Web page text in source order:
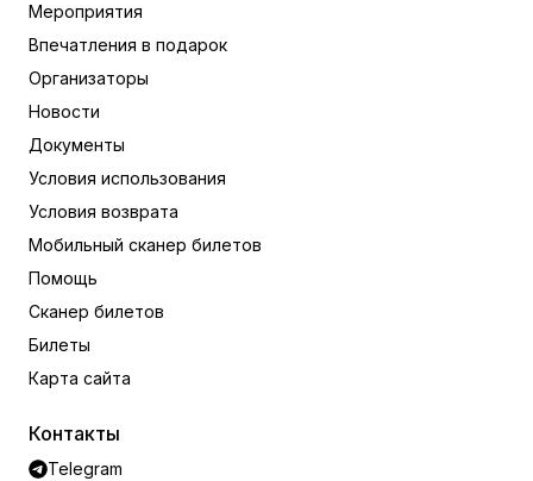
Мероприятия
Впечатления в подарок
Организаторы
Новости
Документы
Условия использования
Условия возврата
Мобильный сканер билетов
Помощь
Сканер билетов
Билеты
Карта сайта
Контакты
Telegram